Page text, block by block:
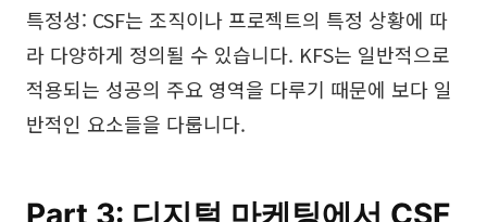
특정성: CSF는 조직이나 프로젝트의 특정 상황에 따
라 다양하게 정의될 수 있습니다. KFS는 일반적으로
적용되는 성공의 주요 영역을 다루기 때문에 보다 일
반적인 요소들을 다룹니다.
Part 3: 디지털 마케팅에서 CSF